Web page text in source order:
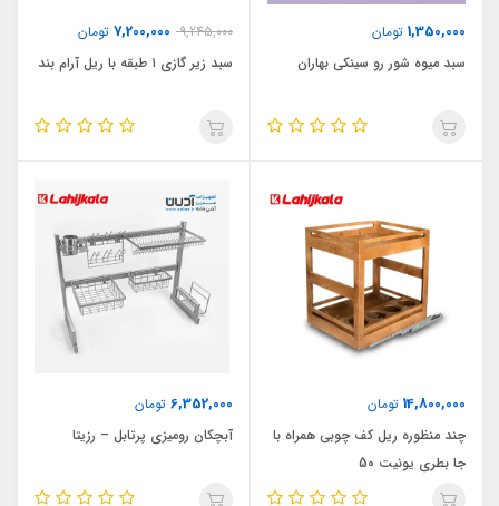
1,350,000 تومان
سبد میوه شور رو سینکی بهاران
9,245,000
7,200,000 تومان
سبد زیر گازی ۱ طبقه با ریل آرام بند
14,800,000 تومان
چند منظوره ریل کف چوبی همراه با
جا بطری یونیت 50
6,352,000 تومان
آبچکان رومیزی پرتابل – رزیتا